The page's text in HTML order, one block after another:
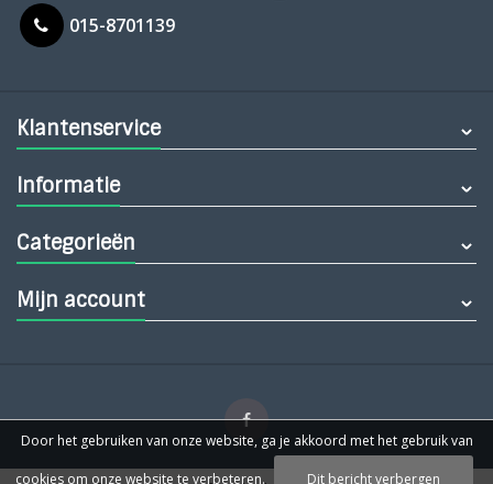
015-8701139
Klantenservice
Informatie
Categorieën
Mijn account
Door het gebruiken van onze website, ga je akkoord met het gebruik van
cookies om onze website te verbeteren. Dit bericht verbergen